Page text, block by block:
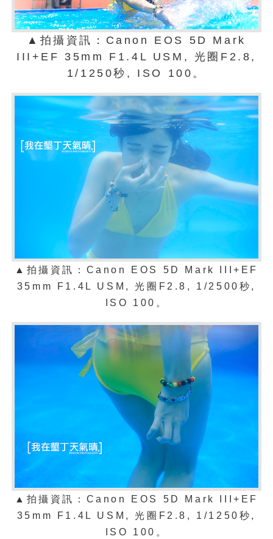
▲拍攝資訊：Canon EOS 5D Mark
III+EF 35mm F1.4L USM, 光圈F2.8,
1/1250秒, ISO 100。
▲拍攝資訊：Canon EOS 5D Mark III+EF
35mm F1.4L USM, 光圈F2.8, 1/2500秒,
ISO 100。
▲拍攝資訊：Canon EOS 5D Mark III+EF
35mm F1.4L USM, 光圈F2.8, 1/1250秒,
ISO 100。